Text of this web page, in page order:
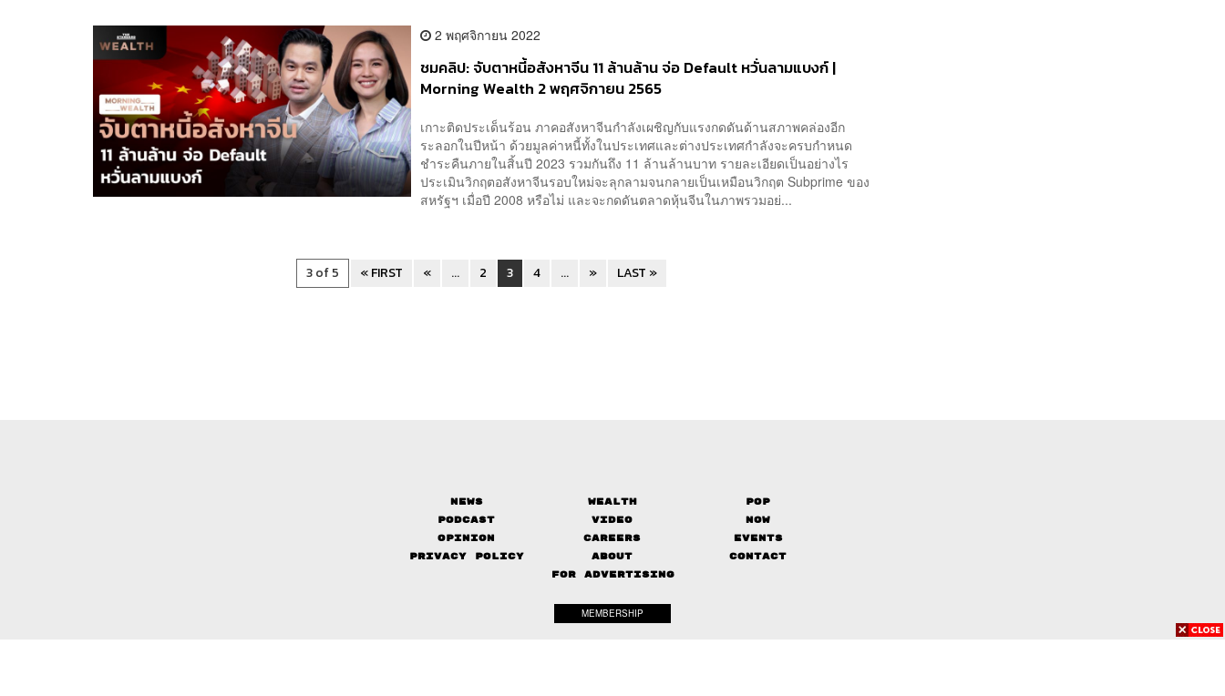
2 พฤศจิกายน 2022
ชมคลิป: จับตาหนี้อสังหาจีน 11 ล้านล้าน จ่อ Default หวั่นลามแบงก์ |
Morning Wealth 2 พฤศจิกายน 2565
เกาะติดประเด็นร้อน ภาคอสังหาจีนกำลังเผชิญกับแรงกดดันด้านสภาพคล่องอีก
ระลอกในปีหน้า ด้วยมูลค่าหนี้ทั้งในประเทศและต่างประเทศกำลังจะครบกำหนด
ชำระคืนภายในสิ้นปี 2023 รวมกันถึง 11 ล้านล้านบาท รายละเอียดเป็นอย่างไร
ประเมินวิกฤตอสังหาจีนรอบใหม่จะลุกลามจนกลายเป็นเหมือนวิกฤต Subprime ของ
สหรัฐฯ เมื่อปี 2008 หรือไม่ และจะกดดันตลาดหุ้นจีนในภาพรวมอย่...
3 of 5 « FIRST « ... 2 3 4 ... » LAST »
News Wealth
Pop
Podcast
Video
Now
Opinion
Careers
Events
Privacy Policy
About
Contact
FOR ADVERTISING
MEMBERSHIP